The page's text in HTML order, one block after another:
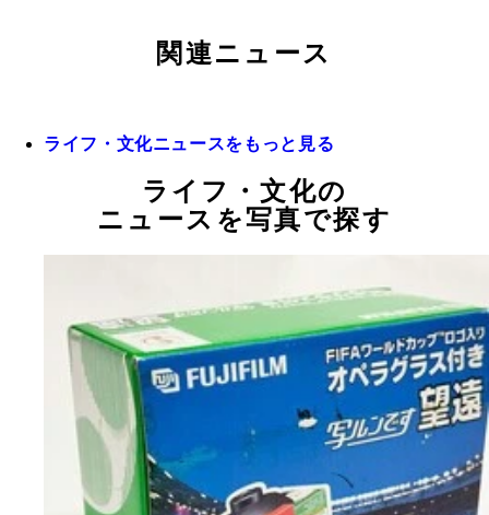
関連ニュース
ライフ・文化ニュースをもっと見る
ライフ・文化の
ニュースを写真で探す